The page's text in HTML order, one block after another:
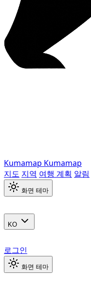
Kumamap Kumamap
지도 지역 여행 계획 알림
화면 테마
KO
로그인
화면 테마